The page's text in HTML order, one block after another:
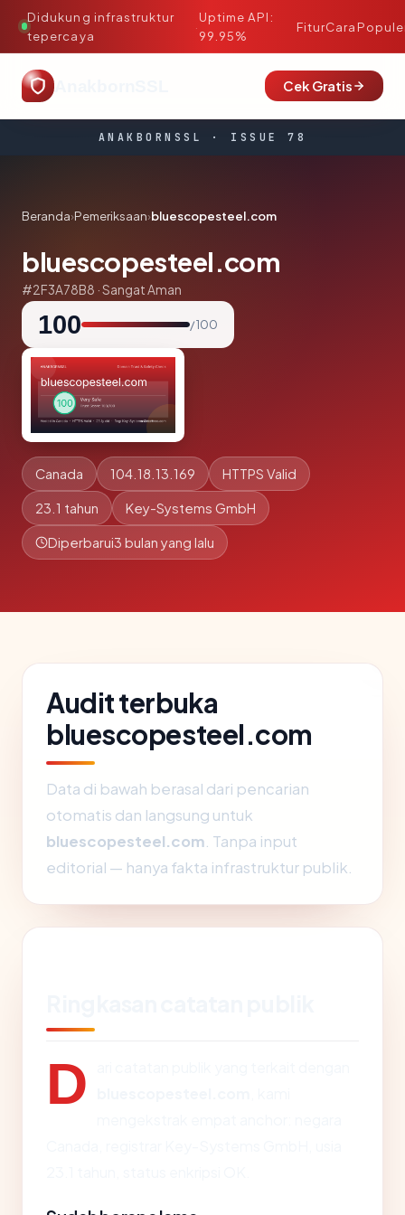
Didukung infrastruktur
tepercaya
·
Uptime API:
99.95%
FiturCara
Cek Gratis
ANAKBORNSSL · ISSUE 78
Beranda›Pemeriksaan›bluescopesteel.com
bluescopesteel.com
#2F3A78B8 · Sangat Aman
100 / 100
Canada 104.18.13.169 HTTPS Valid
23.1 tahun Key-Systems GmbH
Diperbarui3 bulan yang lalu
Audit terbuka
bluescopesteel.com
Data di bawah berasal dari pencarian
otomatis dan langsung untuk
bluescopesteel.com . Tanpa input
editorial — hanya fakta infrastruktur publik.
D